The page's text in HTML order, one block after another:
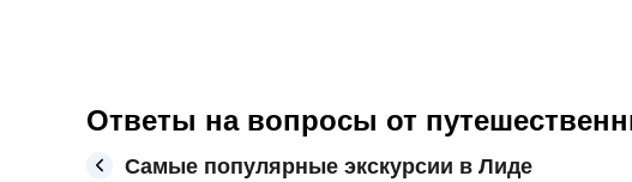
Ответы на вопросы от
Самые популярные экскурсии в Лиде